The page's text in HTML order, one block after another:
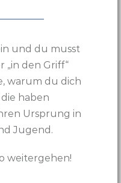
und du musst
„in den Griff“
warum du dich
haben
Ursprung in
Jugend.
weitergehen!